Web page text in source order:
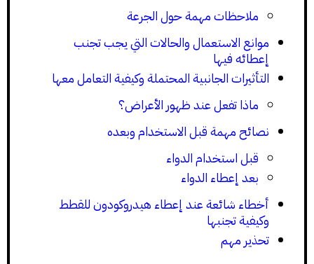
ملاحظات مهمة حول الجرعة
موانع الاستعمال والحالات التي يجب تجنب
إعطائه فيها
التأثيرات الجانبية المحتملة وكيفية التعامل معها
ماذا تفعل عند ظهور الأعراض؟
نصائح مهمة قبل الاستخدام وبعده
قبل استخدام الدواء
بعد إعطاء الدواء
أخطاء شائعة عند إعطاء هيدروكودون للقطط
وكيفية تجنبها
تحذير مهم